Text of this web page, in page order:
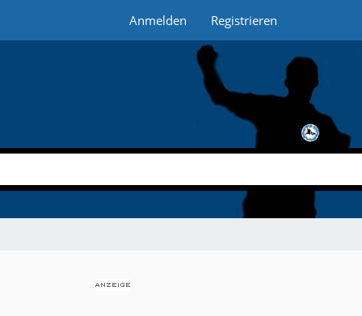
Anmelden Registrieren